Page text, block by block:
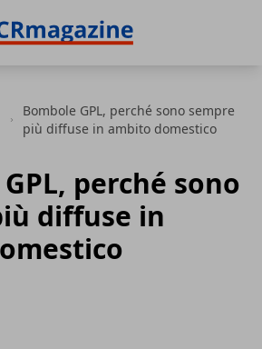
Bombole GPL, perché sono sempre
più diffuse in ambito domestico
perché sono
diffuse in